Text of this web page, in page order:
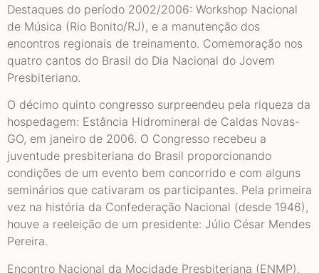
Destaques do período 2002/2006: Workshop Nacional
de Música (Rio Bonito/RJ), e a manutenção dos
encontros regionais de treinamento. Comemoração nos
quatro cantos do Brasil do Dia Nacional do Jovem
Presbiteriano.
O décimo quinto congresso surpreendeu pela riqueza da
hospedagem: Estância Hidromineral de Caldas Novas-
GO, em janeiro de 2006. O Congresso recebeu a
juventude presbiteriana do Brasil proporcionando
condições de um evento bem concorrido e com alguns
seminários que cativaram os participantes. Pela primeira
vez na história da Confederação Nacional (desde 1946),
houve a reeleição de um presidente: Júlio César Mendes
Pereira.
Encontro Nacional da Mocidade Presbiteriana (ENMP),